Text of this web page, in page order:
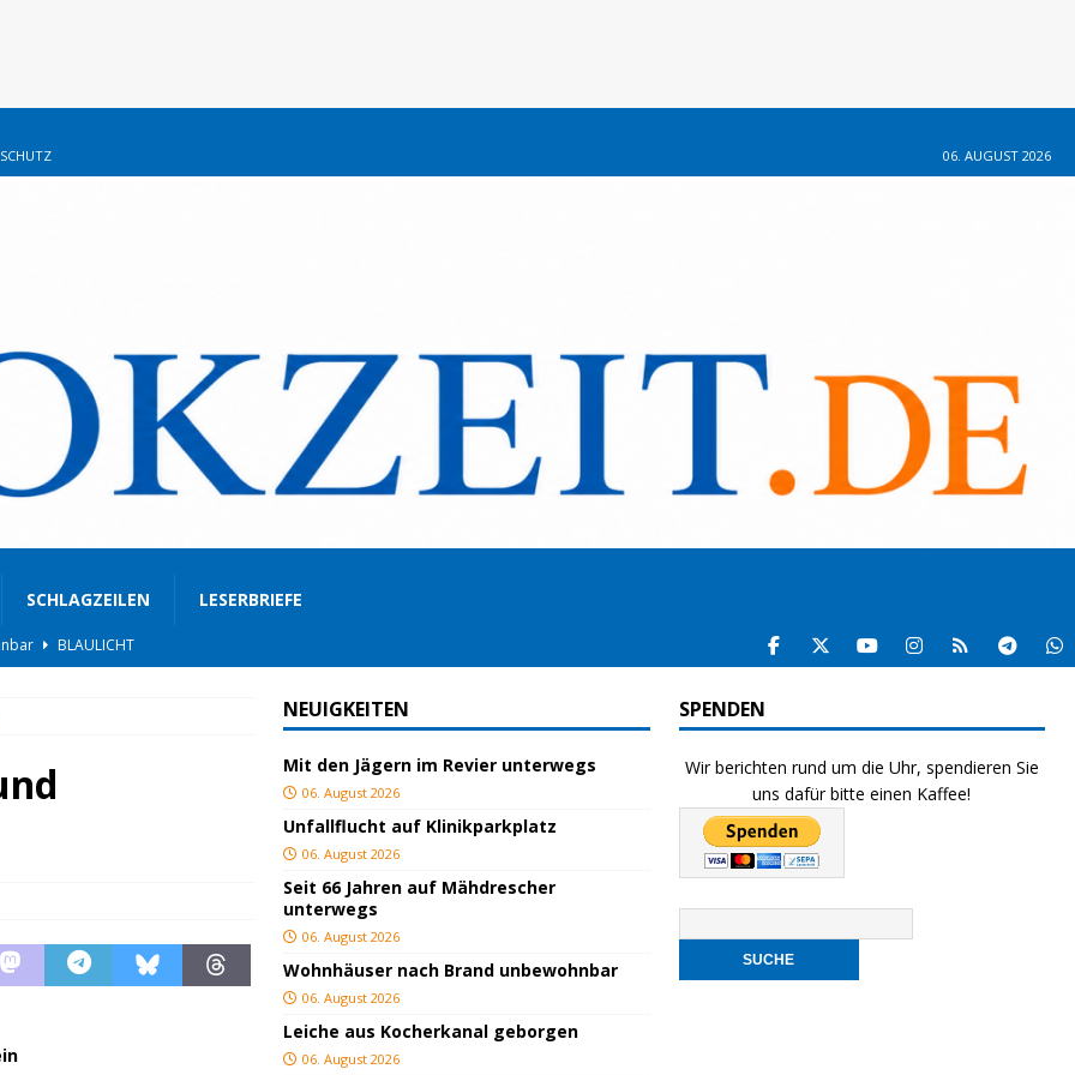
06. AUGUST 2026
SCHLAGZEILEN LESERBRIEFE
BLAULICHT
TOP
NEUIGKEITEN
Mit den Jägern im Revier unterwegs
06. August 2026
Unfallflucht auf Klinikparkplatz
06. August 2026
Seit 66 Jahren auf Mähdrescher
unterwegs
06. August 2026
Wohnhäuser nach Brand unbewohnbar
06. August 2026
Leiche aus Kocherkanal geborgen
06. August 2026
SPENDEN
Wir berichten rund um die Uhr, spendieren Sie
uns dafür bitte einen Kaffee!